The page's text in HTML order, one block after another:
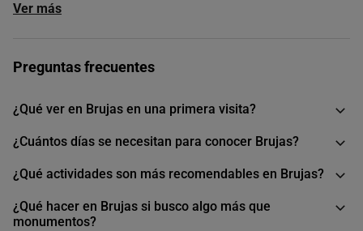
Ver más
Preguntas frecuentes
¿Qué ver en Brujas en una primera visita?
¿Cuántos días se necesitan para conocer Brujas?
¿Qué actividades son más recomendables en Brujas?
¿Qué hacer en Brujas si busco algo más que
monumentos?